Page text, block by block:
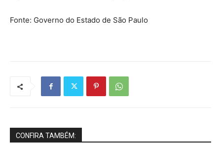
Fonte: Governo do Estado de São Paulo
CONFIRA TAMBÉM: